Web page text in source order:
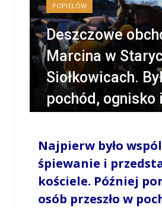
POPIELÓW
Deszczowe
Marcina w
Siołkowicach.
pochód, ognisko i
[GALERIA]
/ TOMASZ CHABIOR / 12
0 COMMENTS
Najpierw było
śpiewanie i
kościele. Później
osób przeszło w